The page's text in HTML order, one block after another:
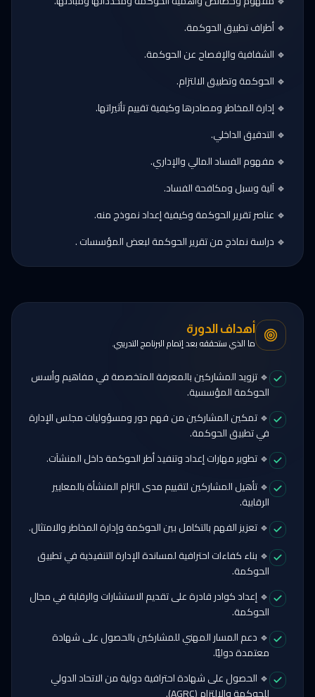
🔹 أطراف تطبيق الحوكمة.
🔹 الشفافية والإفصاح عن الحوكمة.
🔹 الحوكمة وتطبيق الالتزام.
🔹 إدارة المخاطر ومصادرها وكيفية تقييم تأثيراتها.
🔹 التدقيق الداخلي.
🔹 مفهوم الفساد المالي والإداري.
🔹 آلية وسبل ومكافحة الفساد.
🔹 عناصر تقرير الحوكمة وكيفية إعداد نموذج منه.
🔹 دراسة نماذج من تقرير الحوكمة لبعض المؤسسات .
أهداف الدورة
ما الذي ستحققه بعد إتمام البرنامج التدريبي.
🔹 تزويد المشاركين بالمعرفة المتخصصة في مفاهيم وأسس
الحوكمة المؤسسية.
🔹 تمكين المشاركين من فهم دور ومسؤوليات مجلس الإدارة
في تطبيق الحوكمة.
🔹 تطوير مهارات إعداد وتنفيذ أطر الحوكمة داخل المنشآت.
🔹 تأهيل المشاركين لتقييم مدى التزام المنشأة بالمعايير
الرقابية.
🔹 تعزيز الفهم بالتكامل بين الحوكمة وإدارة المخاطر والامتثال.
🔹 بناء كفاءات احترافية لمساندة الإدارة التنفيذية في تطبيق
الحوكمة.
🔹 إعداد كوادر قادرة على تقديم الاستشارات والرقابة في مجال
الحوكمة.
🔹 دعم المسار المهني للمشاركين بالحصول على شهادة
معتمدة دوليًا.
🔹 الحصول على شهادة احترافية دولية من الاتحاد الدولي